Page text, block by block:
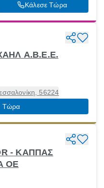
Κάλεσε Τώρα
Α.Β.Ε.Ε.
56224
Τώρα
- ΚΑΠΠΑΣ
ΟΕ